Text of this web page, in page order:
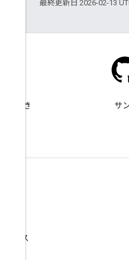
最終更新日 2026-02-13
問でき
サ
ティス